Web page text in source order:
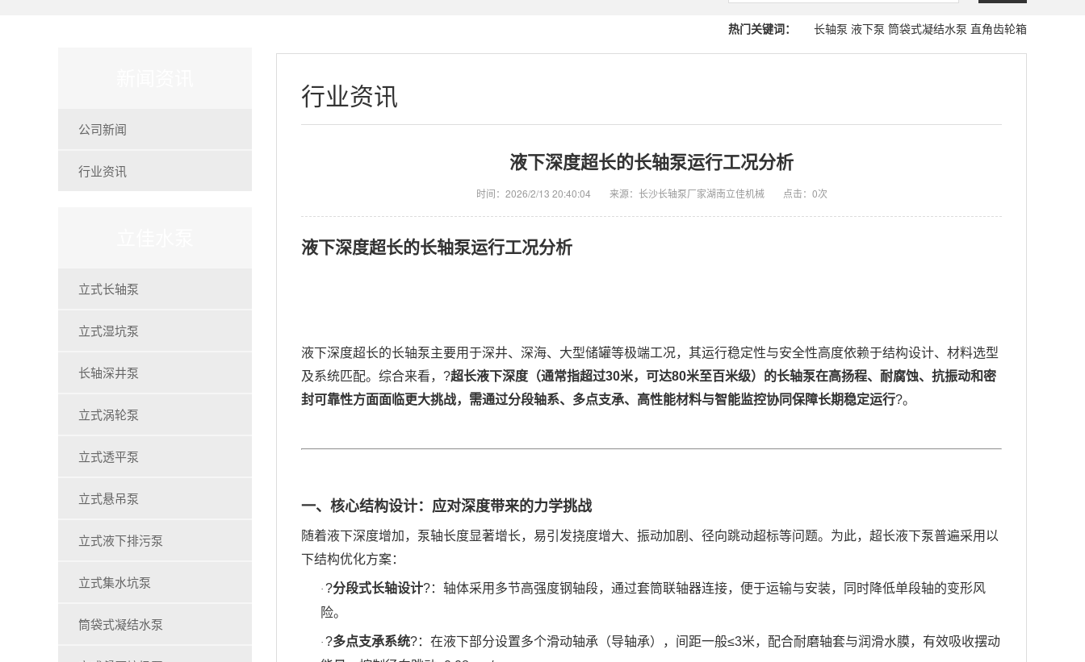
热门关键词： 长轴泵 液下泵 筒袋式凝结水泵 直角齿轮箱
公司新闻
行业资讯
立式长轴泵
立式湿坑泵
长轴深井泵
立式涡轮泵
立式透平泵
立式悬吊泵
立式液下排污泵
立式集水坑泵
筒袋式凝结水泵
行业资讯
液下深度超长的长轴泵运行工况分析
时间：2026/2/13 20:40:04 来源：长沙长轴泵厂家湖南立佳机械 点击： 0次
液下深度超长的长轴泵运行工况分析
液下深度超长的长轴泵主要用于深井、深海、大型储罐等极端工况，其运行稳定性与安全性高度依赖于结构设计、材料选型
及系统匹配。综合来看， ?超长液下深度（通常指超过30米，可达80米至百米级）的长轴泵在高扬程、耐腐蚀、抗振动和密
封可靠性方面面临更大挑战，需通过分段轴系、多点支承、高性能材料与智能监控协同保障长期稳定运行?。
一、核心结构设计：应对深度带来的力学挑战
随着液下深度增加，泵轴长度显著增长，易引发挠度增大、振动加剧、径向跳动超标等问题。为此，超长液下泵普遍采用以
下结构优化方案：
· ?分段式长轴设计?：轴体采用 多节高强度钢轴段，通过套筒联轴器连接，便于运输与安装，同时降低单段轴的变形风
险。
· ?多点支承系统?：在液下部分设置多个滑动轴承（导轴承），间距一般≤3米，配合耐磨轴套与润滑水膜，有效吸收摆动